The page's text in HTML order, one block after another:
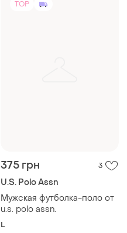
TOP
375 грн 3
U.S. Polo Assn
Мужская футболка-поло от
u.s. polo assn.
L